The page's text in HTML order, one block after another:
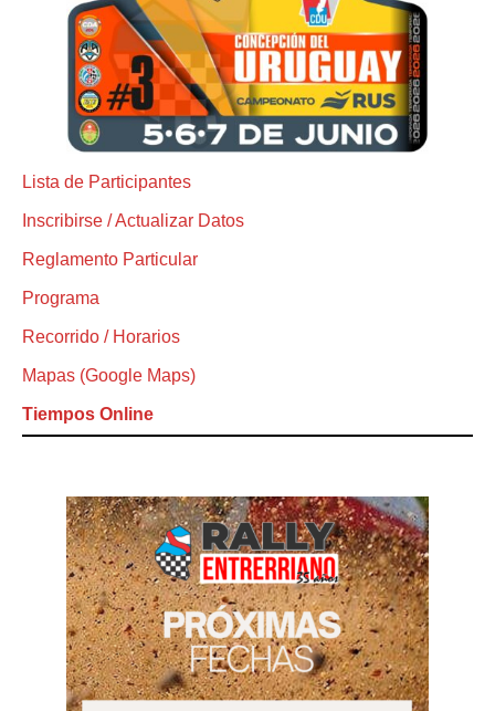
Lista de Participantes
Inscribirse / Actualizar Datos
Reglamento Particular
Programa
Recorrido / Horarios
Mapas (Google Maps)
Tiempos Online